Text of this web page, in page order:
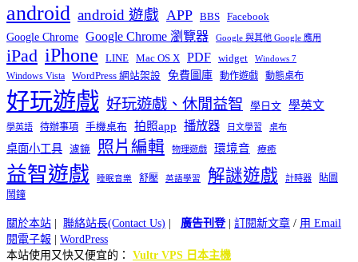
android android 遊戲 APP BBS Facebook
Google Chrome Google Chrome 瀏覽器 Google 與其他 Google 應用
iPad iPhone LINE Mac OS X PDF widget Windows 7
Windows Vista WordPress 網站架設 免費圖庫 動作遊戲 動態桌布
好玩遊戲 好玩遊戲、休閒益智 學日文 學英文
學英語 待辦事項 手機桌布 拍照app 播放器 日文學習 桌布
桌面小工具 濾鏡 照片編輯 物理遊戲 環境音 療癒
益智遊戲 睡眠音樂 舒壓 英語學習 解謎遊戲 計時器
貼圖
鬧鐘
關於本站 聯絡站長(Contact Us) 廣告刊登| 訂閱新文章 / 用 Email
閱電子報
WordPress
本站使用又快又便宜的： Vultr VPS 日本主機